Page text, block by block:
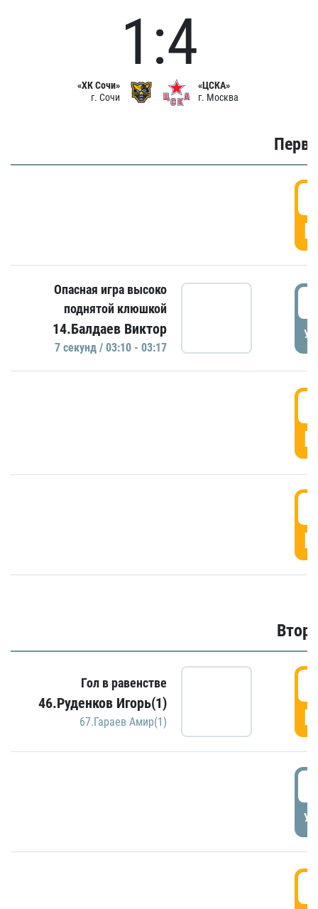
«ХК Сочи»
г. Сочи
1:4
«ЦСКА»
г. Москва
Опасная игра высоко
поднятой клюшкой
14.Балдаев Виктор
7 секунд / 03:10 - 03:17
Гол в равенстве
46.Руденков Игорь(1)
67.Гараев Амир(1)